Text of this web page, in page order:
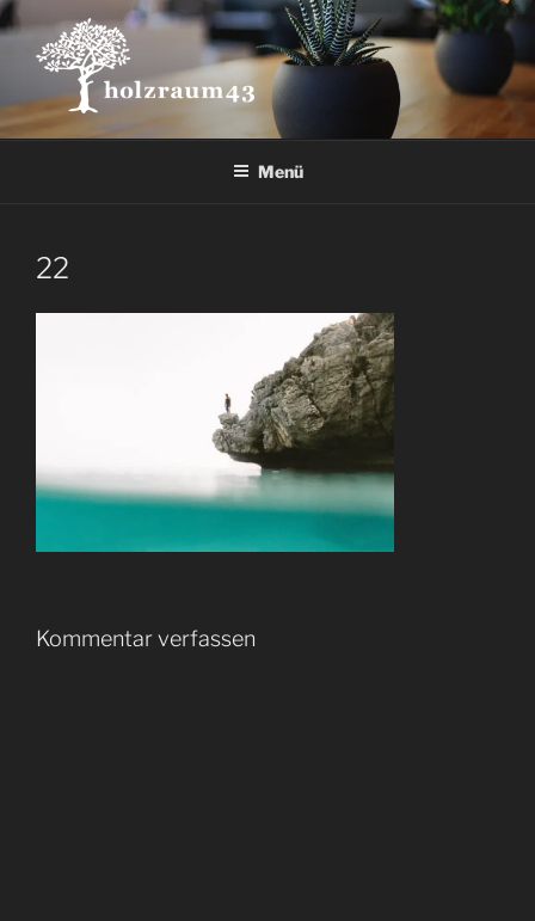
Zum
Inhalt
springen
Menü
22
Kommentar verfassen